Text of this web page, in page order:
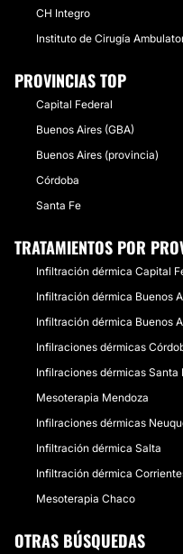
CH Integro
Instituto de Cirugía
PROVINCIAS TOP
Capital Federal
Buenos Aires (GBA)
Buenos Aires (provincia)
Córdoba
Santa Fe
TRATAMIENTOS POR
Infiltración dérmica Capital
Infiltración dérmica Buenos
Infiltración dérmica Buenos
Infilraciones dérmicas
Infilraciones dérmicas Santa
Mesoterapia Mendoza
Infilraciones dérmicas
Infiltración dérmica Salta
Infiltración dérmica
Mesoterapia Chaco
OTRAS BÚSQUEDAS